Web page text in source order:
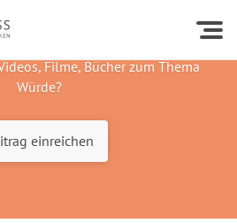
Filme, Bücher zum Thema
Würde?
einreichen